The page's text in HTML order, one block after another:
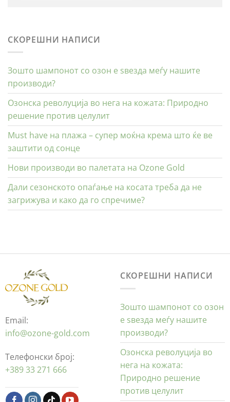
СКОРЕШНИ НАПИСИ
Зошто шампонот со озон е ѕвезда меѓу нашите
производи?
Озонска револуција во нега на кожата: Природно
решение против целулит
Must have на плажа – супер моќна крема што ќе ве
заштити од сонце
Нови производи во палетата на Ozone Gold
Дали сезонското опаѓање на косата треба да не
загрижува и како да го спречиме?
Email:
info@ozone-gold.com
Телефонски број:
+389 33 271 666
СКОРЕШНИ НАПИСИ
Зошто шампонот со озон
е ѕвезда меѓу нашите
производи?
Озонска револуција во
нега на кожата:
Природно решение
против целулит